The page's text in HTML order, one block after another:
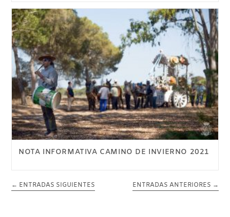
NOTA INFORMATIVA CAMINO DE INVIERNO 2021
← ENTRADAS SIGUIENTES ENTRADAS ANTERIORES →